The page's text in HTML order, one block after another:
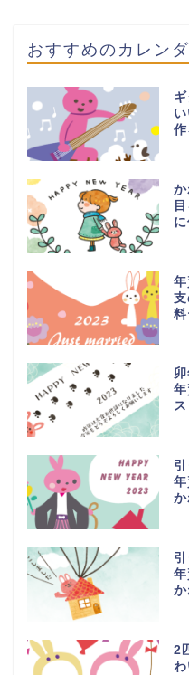
おすすめのカレン
作
料
2